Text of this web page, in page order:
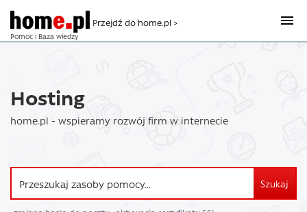
Pomoc i Baza wiedzy
Przejdź do home.pl >
Hosting
home.pl - wspieramy rozwój firm w internecie
Szukaj